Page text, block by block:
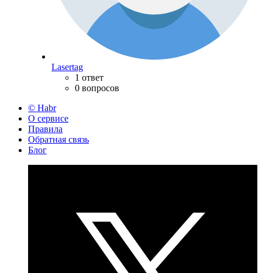
Lasertag
1 ответ
0 вопросов
© Habr
О сервисе
Правила
Обратная связь
Блог